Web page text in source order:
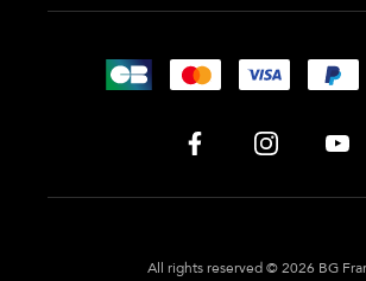
All rights reserved © 2026 BG